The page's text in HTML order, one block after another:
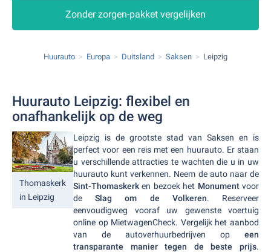
Zonder zorgen-pakket vergelijken
Huurauto Europa Duitsland Saksen Leipzig
Huurauto Leipzig: flexibel en
onafhankelijk op de weg
Thomaskerk
in Leipzig
Leipzig is de grootste stad van Saksen en is
perfect voor een reis met een huurauto. Er staan
u verschillende attracties te wachten die u in uw
huurauto kunt verkennen. Neem de auto naar de
Sint-Thomaskerken bezoek het Monumentvoor
deSlag om de Volkeren. Reserveer
eenvoudigweg vooraf uw gewenste voertuig
online op MietwagenCheck. Vergelijk het aanbod
van de autoverhuurbedrijven op een
transparante manier tegen de beste prijs.